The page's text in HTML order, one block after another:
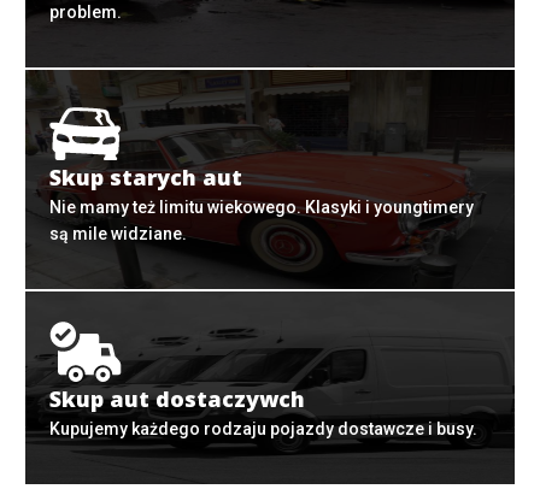
problem.
Skup starych aut
Nie mamy też limitu wiekowego. Klasyki i youngtimery
są mile widziane.
Skup aut dostaczywch
Kupujemy każdego rodzaju pojazdy dostawcze i busy.